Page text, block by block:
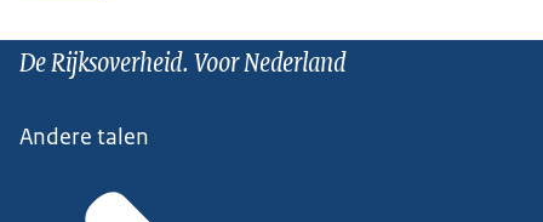
De Rijksoverheid. Voor Nederland
Andere talen